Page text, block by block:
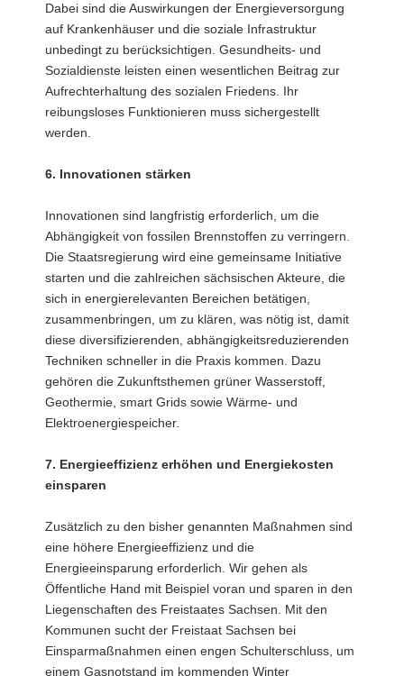
Dabei sind die Auswirkungen der Energieversorgung
auf Krankenhäuser und die soziale Infrastruktur
unbedingt zu berücksichtigen. Gesundheits- und
Sozialdienste leisten einen wesentlichen Beitrag zur
Aufrechterhaltung des sozialen Friedens. Ihr
reibungsloses Funktionieren muss sichergestellt
werden.
6. Innovationen stärken
Innovationen sind langfristig erforderlich, um die
Abhängigkeit von fossilen Brennstoffen zu verringern.
Die Staatsregierung wird eine gemeinsame Initiative
starten und die zahlreichen sächsischen Akteure, die
sich in energierelevanten Bereichen betätigen,
zusammenbringen, um zu klären, was nötig ist, damit
diese diversifizierenden, abhängigkeitsreduzierenden
Techniken schneller in die Praxis kommen. Dazu
gehören die Zukunftsthemen grüner Wasserstoff,
Geothermie, smart Grids sowie Wärme- und
Elektroenergiespeicher.
7. Energieeffizienz erhöhen und Energiekosten
einsparen
Zusätzlich zu den bisher genannten Maßnahmen sind
eine höhere Energieeffizienz und die
Energieeinsparung erforderlich. Wir gehen als
Öffentliche Hand mit Beispiel voran und sparen in den
Liegenschaften des Freistaates Sachsen. Mit den
Kommunen sucht der Freistaat Sachsen bei
Einsparmaßnahmen einen engen Schulterschluss, um
einem Gasnotstand im kommenden Winter